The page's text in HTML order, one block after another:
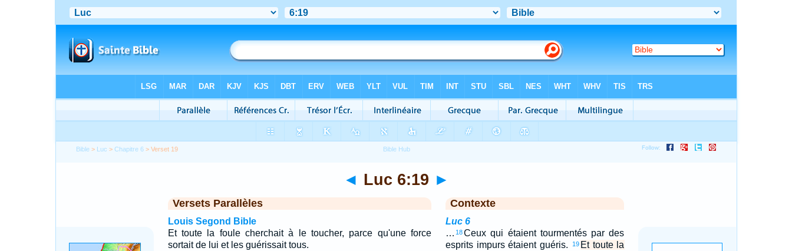
Bible > Luc >Chapitre 6 > Verset 19
◄ Luc 6:19 ►
Versets Parallèles
Louis Segond Bible
Et toute la foule cherchait à le toucher, parce qu'une force
sortait de lui et les guérissait tous.
Contexte
Luc 6
… 18Ceux qui étaient tourmentés par des
esprits impurs étaient guéris.
19 Et toute la